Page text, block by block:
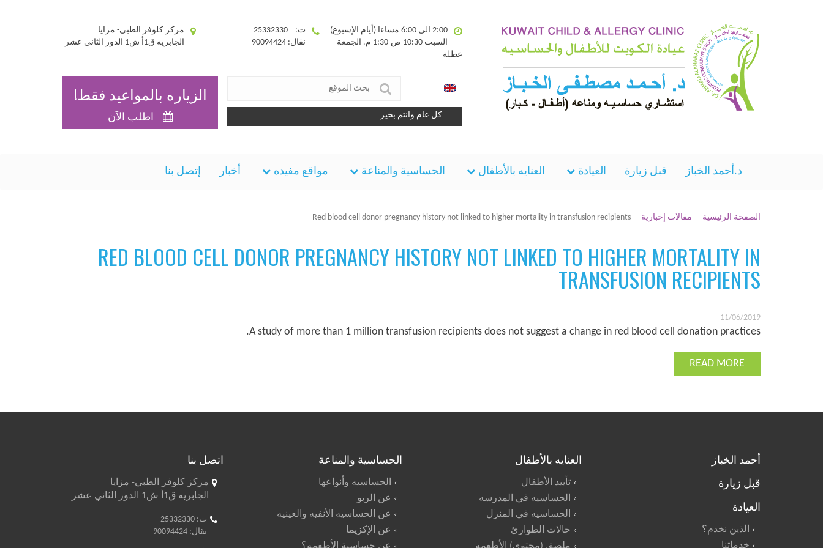
مركز كلوفر الطبي- مزايا
الجابريه ق1أ ش1 الدور الثاني عشر
ت: 25332330
نقال: 90094424
2:00 الى 6:00 مساءا (أيام الإسبوع)
السبت 10:30 ص-1:30 م. الجمعة
عطلة
كل عام وانتم بخير
الزياره بالمواعيد فقط!
اطلب الآن
د.أحمد الخباز قبل زيارة العيادة العنايه بالأطفال الحساسية والمناعة مواقع مفيده أخبار إتصل بنا
الصفحة الرئيسية مقالات إخبارية Red blood cell donor pregnancy history not linked to higher mortality in transfusion recipients
RED BLOOD CELL DONOR PREGNANCY HISTORY NOT LINKED TO HIGHER MORTALITY IN
TRANSFUSION RECIPIENTS
11/06/2019
A study of more than 1 million transfusion recipients does not suggest a change in red blood cell donation practices.
READ MORE
أحمد الخباز
قبل زيارة
العيادة
الذين نخدم؟
خدماتنا
العنايه بالأطفال
تأييد الأطفال
الحساسيه في المدرسه
الحساسيه في المنزل
حالات الطوارئ
الحساسية والمناعة
الحساسيه وأنواعها
عن الربو
عن الحساسيه الأنفيه والعينيه
عن الإكزيما
اتصل بنا
مركز كلوفر الطبي- مزايا
الجابريه ق1أ ش1 الدور الثاني عشر
ت: 25332330
نقال: 90094424